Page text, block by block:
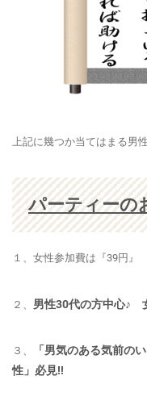
上記に幾つか当てはまる男
パーティーの
１、女性参加費は『39円
２、 男性30代の方中心♪
３、
「男気のある気前の
性」必見!!